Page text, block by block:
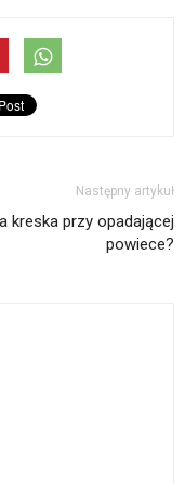
Następny artykuł
kreska przy opadającej
powiece?